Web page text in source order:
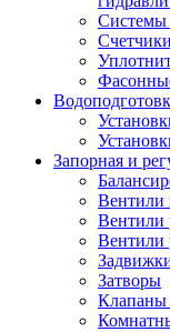
Системы
Счетчики
Запорная и
Вентили
Вентили
Вентили
Затворы
Клапаны